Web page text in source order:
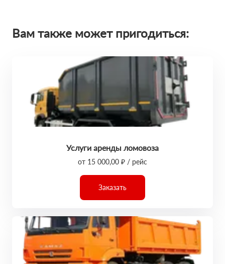
Вам также может пригодиться:
Услуги аренды ломовоза
от 15 000,00 ₽ / рейс
Заказать